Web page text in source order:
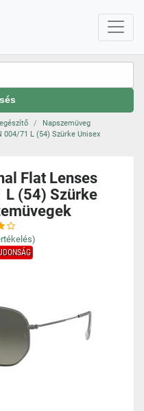
Napszemüveg
004/71 L (54) Szürke Unisex
Flat Lenses
L (54) Szürke